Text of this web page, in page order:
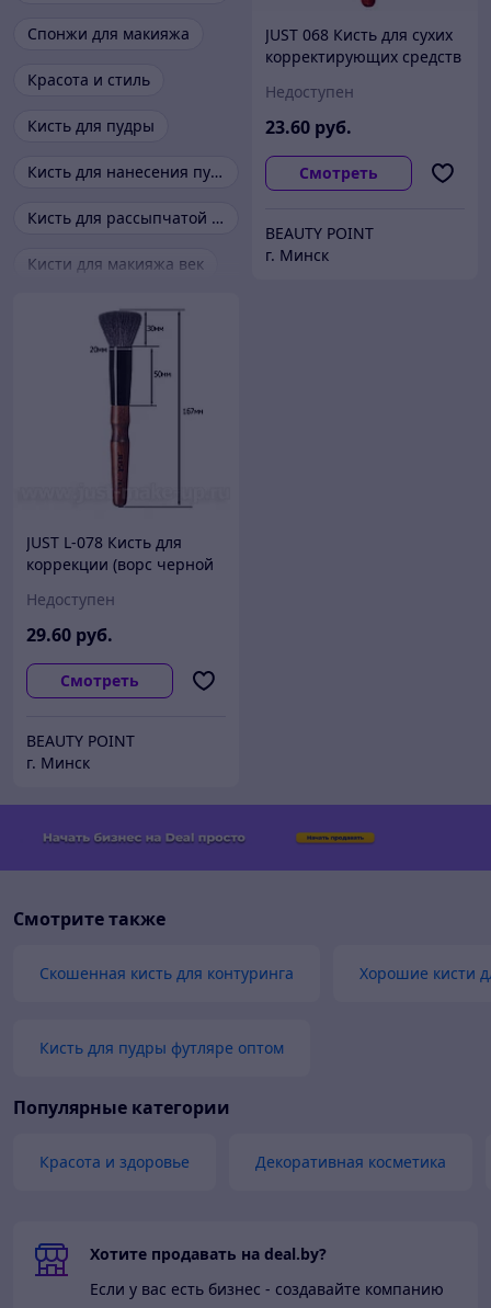
Спонжи для макияжа
Красота и стиль
Кисть для пудры
Кисть для нанесения пудры
Кисть для рассыпчатой пудры
Кисти для макияжа век
JUST 068 Кисть для сухих
корректирующих средств
Недоступен
23.60 руб.
Смотреть
BEAUTY POINT
г. Минск
JUST L-078 Кисть для
коррекции (ворс черной
Недоступен
29.60 руб.
Смотреть
BEAUTY POINT
г. Минск
Смотрите также
Скошенная кисть для контуринга Хорошие кисти
Кисть для пудры футляре оптом
Популярные категории
Красота и здоровье Декоративная косметика
Хотите продавать на deal.by?
Если у вас есть бизнес - создавайте компанию